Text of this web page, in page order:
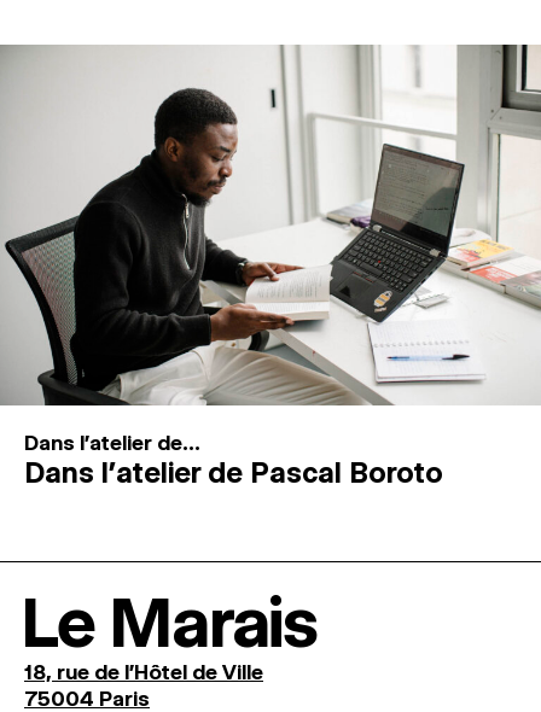
Dans l'atelier de...
Dans l’atelier de Pascal Boroto
Le Marais
18, rue de l'Hôtel de Ville
75004 Paris